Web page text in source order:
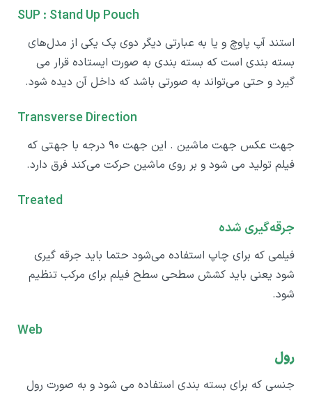
SUP : Stand Up Pouch
استند آپ پاوچ و یا به عبارتی دیگر دوی پک یکی از مدل‌های
بسته بندی است که بسته بندی به صورت ایستاده قرار می
گیرد و حتی می‌تواند به صورتی باشد که داخل آن دیده شود.
Transverse Direction
جهت عکس جهت ماشین . این جهت ۹۰ درجه با جهتی که
فیلم تولید می شود و بر روی ماشین حرکت می‌کند فرق دارد.
Treated
جرقه‌گیری شده
فیلمی که برای چاپ استفاده می‌شود حتما باید جرقه گیری
شود یعنی باید کشش سطحی سطح فیلم برای مرکب تنظیم
شود.
Web
رول
جنسی که برای بسته بندی استفاده می شود و به صورت رول